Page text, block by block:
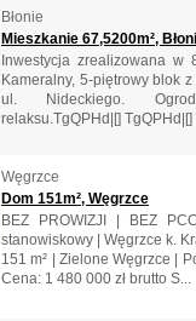
Błonie
Mieszkanie 67,5200m²,
Inwestycja zrealizowana w
Kameralny, 5-piętrowy blok
ul. Nideckiego.
relaksu.TgQPHd|[]
Węgrzce
Dom 151m², Węgrzce
BEZ PROWIZJI | BEZ
stanowiskowy | Węgrzce k.
151 m² | Zielone Węgrzce |
Cena: 1 480 000 zł brutto S...